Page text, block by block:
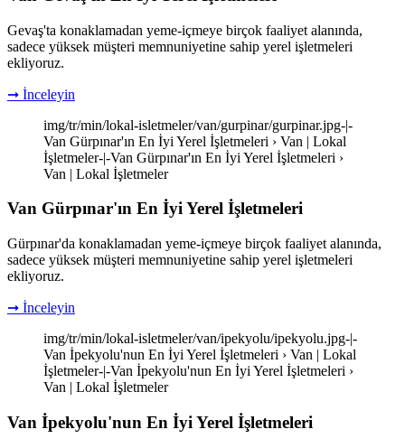
Gevaş'ta konaklamadan yeme-içmeye birçok faaliyet alanında,
sadece yüksek müşteri memnuniyetine sahip yerel işletmeleri
ekliyoruz.
➞ İnceleyin
img/tr/min/lokal-isletmeler/van/gurpinar/gurpinar.jpg-|-
Van Gürpınar'ın En İyi Yerel İşletmeleri › Van | Lokal
İşletmeler-|-Van Gürpınar'ın En İyi Yerel İşletmeleri ›
Van | Lokal İşletmeler
Van Gürpınar'ın En İyi Yerel İşletmeleri
Gürpınar'da konaklamadan yeme-içmeye birçok faaliyet alanında,
sadece yüksek müşteri memnuniyetine sahip yerel işletmeleri
ekliyoruz.
➞ İnceleyin
img/tr/min/lokal-isletmeler/van/ipekyolu/ipekyolu.jpg-|-
Van İpekyolu'nun En İyi Yerel İşletmeleri › Van | Lokal
İşletmeler-|-Van İpekyolu'nun En İyi Yerel İşletmeleri ›
Van | Lokal İşletmeler
Van İpekyolu'nun En İyi Yerel İşletmeleri